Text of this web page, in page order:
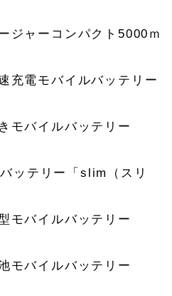
ジャーコンパクト5000ｍ
充電モバイルバッテリー
モバイルバッテリー
ッテリー「slim（スリ
モバイルバッテリー
モバイルバッテリー